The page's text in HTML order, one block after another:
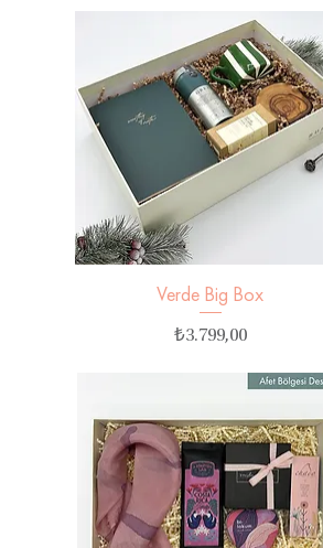
Hızlı Bakış
Verde Big Box
Fiyat
₺3.799,00